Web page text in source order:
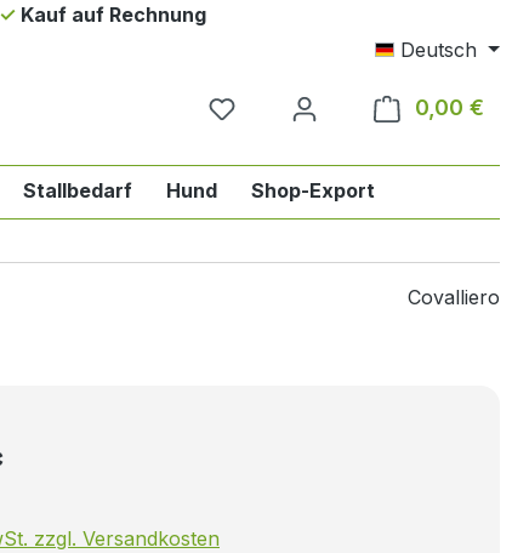
Kauf auf Rechnung
Deutsch
0,00 €
Kategorie Pferdder Kategorie Reiter
Stallbedarf Hund Shop-Export
Covalliero
zzgl. Versandkosten